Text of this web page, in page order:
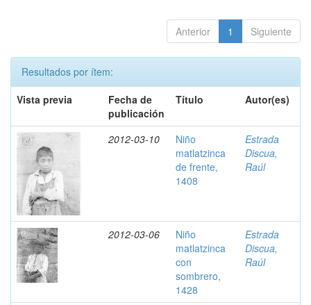
Anterior 1 Siguiente
Resultados por ítem:
Vista previa
Fecha de
publicación
Título Autor(es)
2012-03-10
Niño
matlatzinca
de frente,
1408
Estrada
Discua,
Raúl
2012-03-06
Niño
matlatzinca
con
sombrero,
1428
Estrada
Discua,
Raúl